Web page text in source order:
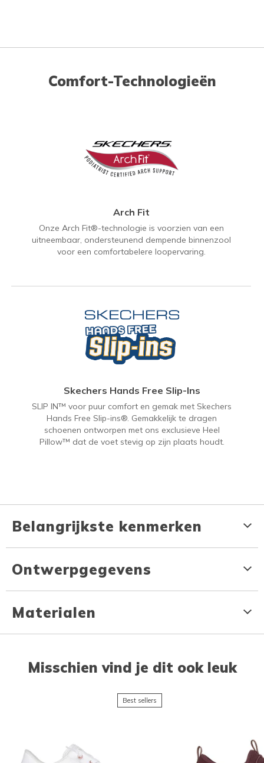
Comfort-Technologieën
Arch Fit
Onze Arch Fit®-technologie is voorzien van een
uitneembaar, ondersteunend dempende binnenzool
voor een comfortabelere loopervaring.
Skechers Hands Free Slip-Ins
SLIP IN™ voor puur comfort en gemak met Skechers
Hands Free Slip-ins®. Gemakkelijk te dragen
schoenen ontworpen met ons exclusieve Heel
Pillow™ dat de voet stevig op zijn plaats houdt.
Belangrijkste kenmerken
Ontwerpgegevens
Materialen
Misschien vind je dit ook leuk
Best sellers